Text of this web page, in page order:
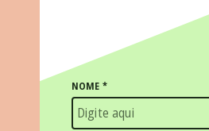
NOME *